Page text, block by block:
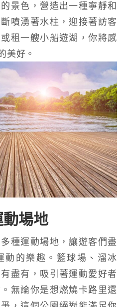
景色，營造出一種寧靜和
噴湧著水柱，迎接著訪客
租一艘小船遊湖，你將感
美好。
場地
種運動場地，讓遊客們盡
動的樂趣。籃球場、溜冰
盡有，吸引著運動愛好者
無論你是想燃燒卡路里還